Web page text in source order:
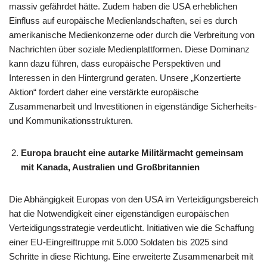
massiv gefährdet hätte. Zudem haben die USA erheblichen
Einfluss auf europäische Medienlandschaften, sei es durch
amerikanische Medienkonzerne oder durch die Verbreitung von
Nachrichten über soziale Medienplattformen. Diese Dominanz
kann dazu führen, dass europäische Perspektiven und
Interessen in den Hintergrund geraten. Unsere „Konzertierte
Aktion“ fordert daher eine verstärkte europäische
Zusammenarbeit und Investitionen in eigenständige Sicherheits-
und Kommunikationsstrukturen.​
Europa braucht eine autarke Militärmacht gemeinsam
mit Kanada, Australien und Großbritannien
Die Abhängigkeit Europas von den USA im Verteidigungsbereich
hat die Notwendigkeit einer eigenständigen europäischen
Verteidigungsstrategie verdeutlicht. Initiativen wie die Schaffung
einer EU-Eingreiftruppe mit 5.000 Soldaten bis 2025 sind
Schritte in diese Richtung. Eine erweiterte Zusammenarbeit mit